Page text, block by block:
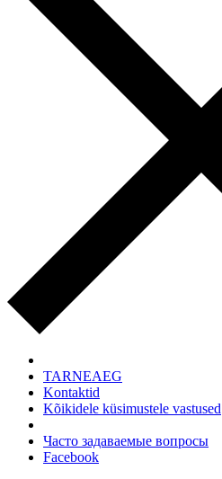
TARNEAEG
Kontaktid
Kõikidele küsimustele vastused
Часто задаваемые вопросы
Facebook